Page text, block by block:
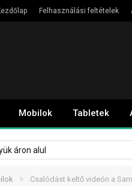
Felhasználási feltételek
Mobilok Tabletek
áron alul
» Csalódást keltő videón a